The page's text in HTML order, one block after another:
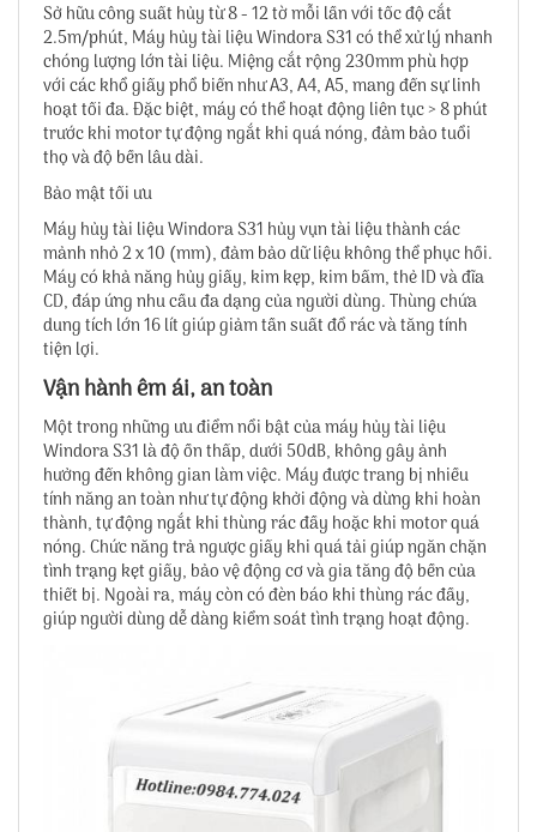
Sở hữu công suất hủy từ 8 - 12 tờ mỗi lần với tốc độ cắt
2.5m/phút, Máy hủy tài liệu Windora S31 có thể xử lý nhanh
chóng lượng lớn tài liệu. Miệng cắt rộng 230mm phù hợp
với các khổ giấy phổ biến như A3, A4, A5, mang đến sự linh
hoạt tối đa. Đặc biệt, máy có thể hoạt động liên tục > 8 phút
trước khi motor tự động ngắt khi quá nóng, đảm bảo tuổi
thọ và độ bền lâu dài.
Bảo mật tối ưu
Máy hủy tài liệu Windora S31 hủy vụn tài liệu thành các
mảnh nhỏ 2 x 10 (mm), đảm bảo dữ liệu không thể phục hồi.
Máy có khả năng hủy giấy, kim kẹp, kim bấm, thẻ ID và đĩa
CD, đáp ứng nhu cầu đa dạng của người dùng. Thùng chứa
dung tích lớn 16 lít giúp giảm tần suất đổ rác và tăng tính
tiện lợi.
Vận hành êm ái, an toàn
Một trong những ưu điểm nổi bật của máy hủy tài liệu
Windora S31 là độ ồn thấp, dưới 50dB, không gây ảnh
hưởng đến không gian làm việc. Máy được trang bị nhiều
tính năng an toàn như tự động khởi động và dừng khi hoàn
thành, tự động ngắt khi thùng rác đầy hoặc khi motor quá
nóng. Chức năng trả ngược giấy khi quá tải giúp ngăn chặn
tình trạng kẹt giấy, bảo vệ động cơ và gia tăng độ bền của
thiết bị. Ngoài ra, máy còn có đèn báo khi thùng rác đầy,
giúp người dùng dễ dàng kiểm soát tình trạng hoạt động.